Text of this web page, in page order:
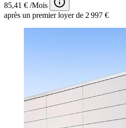
85,41 € /Mois
après un premier loyer de 2 997 €